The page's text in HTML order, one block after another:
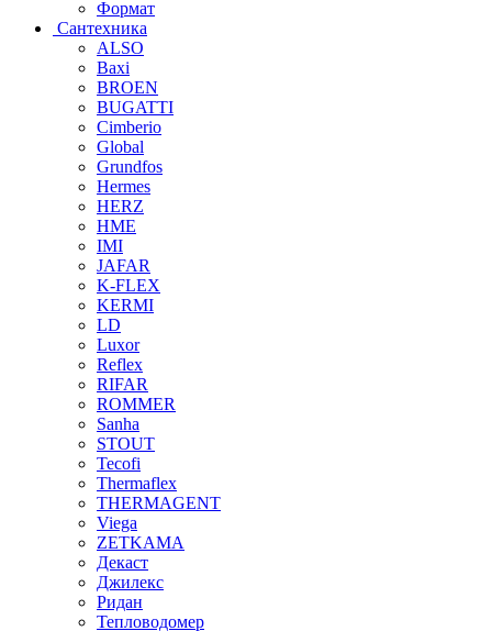
Формат
Сантехника
ALSO
Baxi
BROEN
BUGATTI
Cimberio
Global
Grundfos
Hermes
HERZ
HME
IMI
JAFAR
K-FLEX
KERMI
LD
Luxor
Reflex
RIFAR
ROMMER
Sanha
STOUT
Tecofi
Thermaflex
THERMAGENT
Viega
ZETKAMA
Декаст
Джилекс
Ридан
Тепловодомер